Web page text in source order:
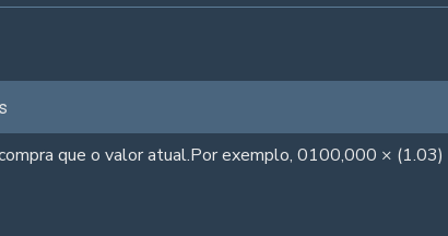
que o valor atual.Por exemplo, 0100,000 ×